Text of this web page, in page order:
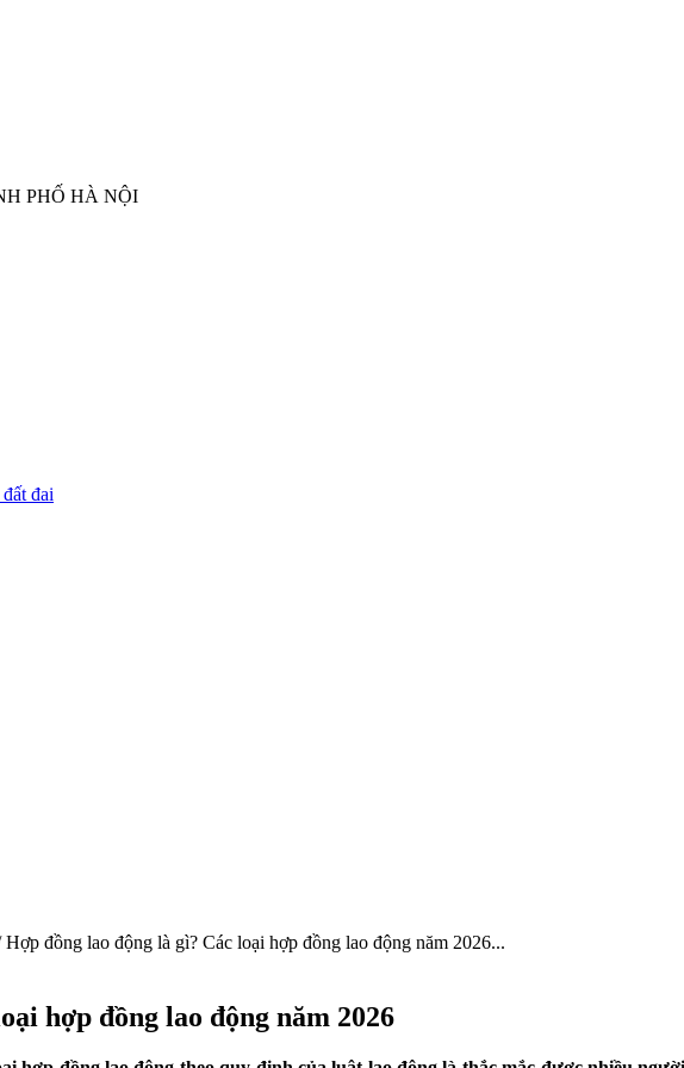
PHỐ HÀ NỘI
đai
Hợp đồng lao động là gì? Các loại hợp đồng lao động năm 2026...
hợp đồng lao động năm 2026